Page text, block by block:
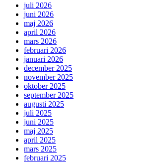
juli 2026
juni 2026
maj 2026
april 2026
mars 2026
februari 2026
januari 2026
december 2025
november 2025
oktober 2025
september 2025
augusti 2025
juli 2025
juni 2025
maj 2025
april 2025
mars 2025
februari 2025